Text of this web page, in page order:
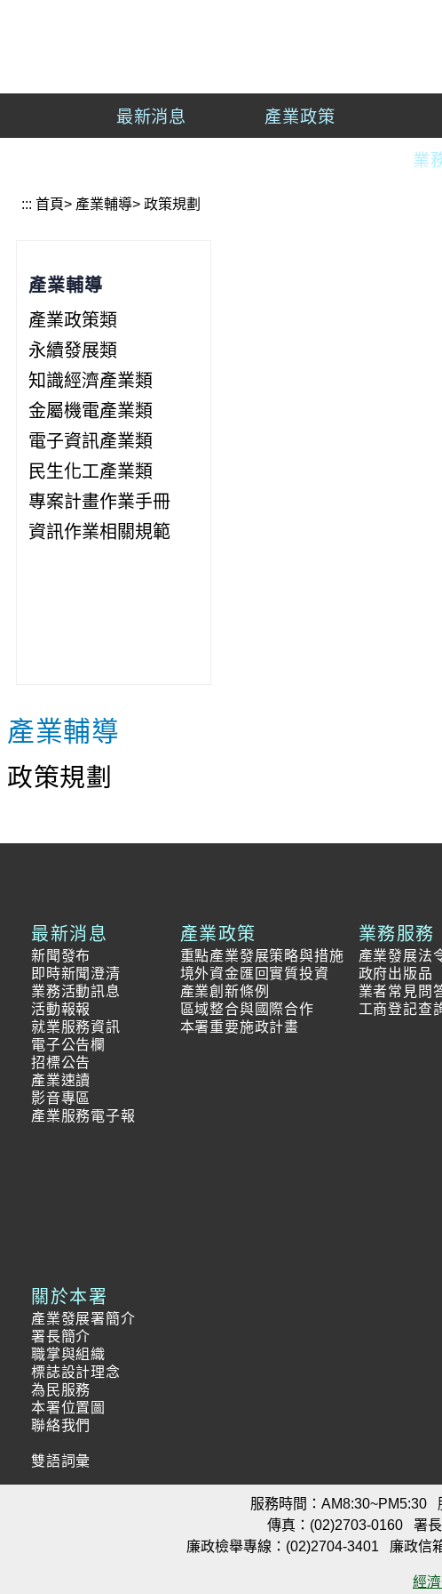
容
塊
產
發
最新消息 產業政策
業
::: 首頁> 產業輔導> 政策規劃
產業輔導
產業政策類
永續發展類
知識經濟產業類
金屬機電產業類
電子資訊產業類
民生化工產業類
專案計畫作業手冊
資訊作業相關規範
產業輔導
政策規劃
最新消息
新聞發布
即時新聞澄清
業務活動訊息
活動報報
就業服務資訊
電子公告欄
招標公告
產業速讀
影音專區
產業服務電子報
產業政策
重點產業發展策略與措施
境外資金匯回實質投資
產業創新條例
區域整合與國際合作
本署重要施政計畫
業務服務
產業發展法
政府出版品
業者常見問
工商登記查
關於本署
產業發展署簡介
署長簡介
職掌與組織
標誌設計理念
為民服務
本署位置圖
聯絡我們
雙語詞彙
服務時間：AM8:30~PM5:30
傳真：(02)2703-0160
署
廉政檢舉專線：(02)2704-3401
廉政信
經